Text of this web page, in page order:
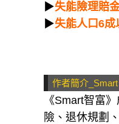
▶失能險理賠
▶失能人口6成
作者簡介_Smart
《Smart智富
險、退休規劃